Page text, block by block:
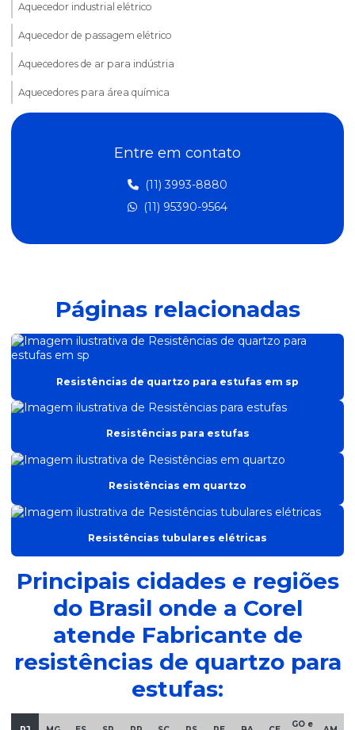
Aquecedor industrial elétrico
Aquecedor de passagem elétrico
Aquecedores de ar para indústria
Aquecedores para área química
Aquecedores de líquidos
Aquecedores de passagem
Fabricante de aquecedor elétrico para óleo
Fabricante de resistência para aquecer água
Fabricante de resistência para forno elétrico
Fabricante de resistência industrial
Fabricante de resistências de quartzo para estufas
Fabricantes de resistências elétricas
Forno para vulcanização de silicone
Resistência para aquecer água
Resistência cartucho alta carga
Resistência elétrica blindada
Resistência elétrica para estufa
Resistência elétrica industrial
Entre em contato
(11) 3993-8880
(11) 95390-9564
Páginas relacionadas
Resistências de quartzo para estufas em sp
Resistências para estufas
Resistências em quartzo
Resistências tubulares elétricas
Principais cidades e regiões
do Brasil onde a Corel
atende Fabricante de
resistências de quartzo para
estufas:
GO e